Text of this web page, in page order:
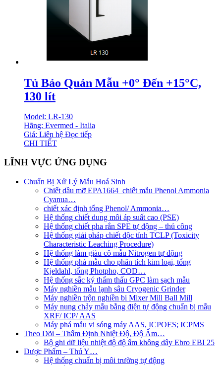
Tủ Bảo Quản Mẫu +0° Đến +15°C,
130 lít
Model: LR-130
Hãng: Evermed - Italia
Giá: Liên hệ Đọc tiếp
CHI TIẾT
LĨNH VỰC ỨNG DỤNG
Chuẩn Bị Xử Lý Mẫu Hoá Sinh
Chiết dầu mỡ EPA1664_chiết mẫu Phenol Ammonia
Cyanua…
chiết xác định tổng Phenol/ Ammonia…
Hệ thống chiết dung môi áp suất cao (PSE)
Hệ thống chiết pha rắn SPE tự động – thủ công
Hệ thống giải pháp chiết độc tính TCLP (Toxicity
Characteristic Leaching Procedure)
Hệ thống làm giàu cô mẫu Nitrogen tự động
Hệ thống phá mẫu cho phân tích kim loại, tổng
Kjeldahl, tổng Photpho, COD…
Hệ thống sắc ký thẩm thấu GPC làm sạch mẫu
Máy nghiền mẫu lạnh sâu Cryogenic Grinder
Máy nghiền trộn nghiền bi Mixer Mill Ball Mill
Máy nung chảy mẫu bằng điện tự động chuẩn bị mẫu
XRF/ ICP/ AAS
Máy phá mẫu vi sóng máy AAS, ICPOES; ICPMS
Theo Dõi – Thẩm Định Nhiệt Độ, Độ Ẩm…
Bộ ghi dữ liệu nhiệt độ độ ẩm không dây Ebro EBI 25
Dược Phẩm – Thú Y…
Hệ thống chuẩn bị môi trường tự động